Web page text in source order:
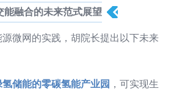
能融合的未来范式展望
源微网的实践，胡院长提出以下未来
储能的零碳氢能产业园 ，可实现生